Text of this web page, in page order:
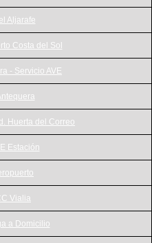
Aljarafe
Costa del Sol
- Servicio AVE
Huerta del Correo
Estación
Vialia
a Domicilio